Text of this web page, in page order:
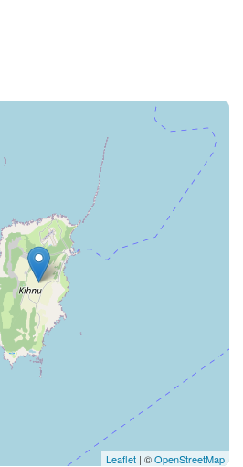
Leaflet | ©OpenStreetMap